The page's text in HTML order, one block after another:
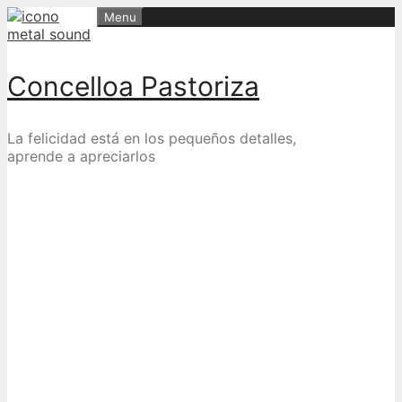
Skip
to
Concelloa Pastoriza
La felicidad está en los pequeños detalles,
aprende a apreciarlos
Menu